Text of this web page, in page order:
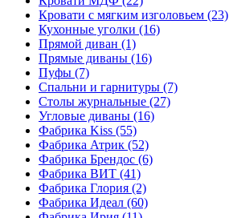
Кровати с мягким изголовьем (23)
Кухонные уголки (16)
Прямой диван (1)
Прямые диваны (16)
Пуфы (7)
Спальни и гарнитуры (7)
Столы журнальные (27)
Угловые диваны (16)
Фабрика Kiss (55)
Фабрика Атрик (52)
Фабрика Брендос (6)
Фабрика ВИТ (41)
Фабрика Глория (2)
Фабрика Идеал (60)